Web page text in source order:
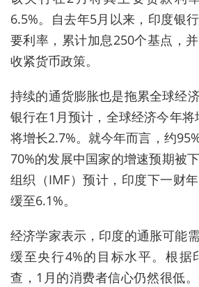
6.5%。自去年5月以来，印度银
要利率，累计加息250个基点，
收紧货币政策。
持续的通货膨胀也是拖累全球经
银行在1月预计，全球经济今年
将增长2.7%。就今年而言，约
70%的发展中国家的增速预期被
组织（IMF）预计，印度下一财
缓至6.1%。
经济学家表示，印度的通胀可能
缓至央行4%的目标水平。根据
查，1月的消费者信心仍然很低